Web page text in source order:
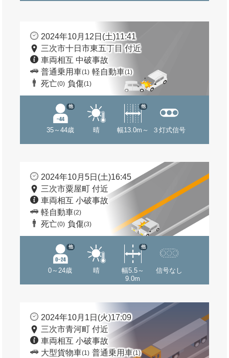
2024年10月12日(土)11:41
三次市十日市東五丁目 付近
車両相互 中破事故
普通乗用車(1) 軽自動車(1)
死亡(0) 負傷(1)
35～44歳
他
晴 幅13.0m～
他
３灯式信号
2024年10月5日(土)16:45
三次市粟屋町 付近
車両相互 小破事故
軽自動車(2)
死亡(0) 負傷(3)
0～24歳
他
晴
幅5.5～
9.0m
他
信号なし
2024年10月1日(火)17:09
三次市青河町 付近
車両相互 小破事故
大型貨物車(1) 普通乗用車(1)